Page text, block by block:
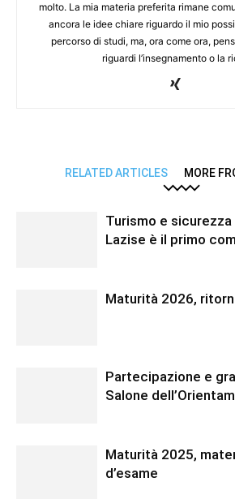
molto. La mia materia preferita rimane
ancora le idee chiare riguardo il mio
percorso di studi, ma, ora come ora,
riguardi l’insegnamento o la
RELATED ARTICLES MORE
Turismo e sicurezza
Lazise è il primo
Maturità 2026,
Partecipazione e
Salone
Maturità 2025,
d’esame